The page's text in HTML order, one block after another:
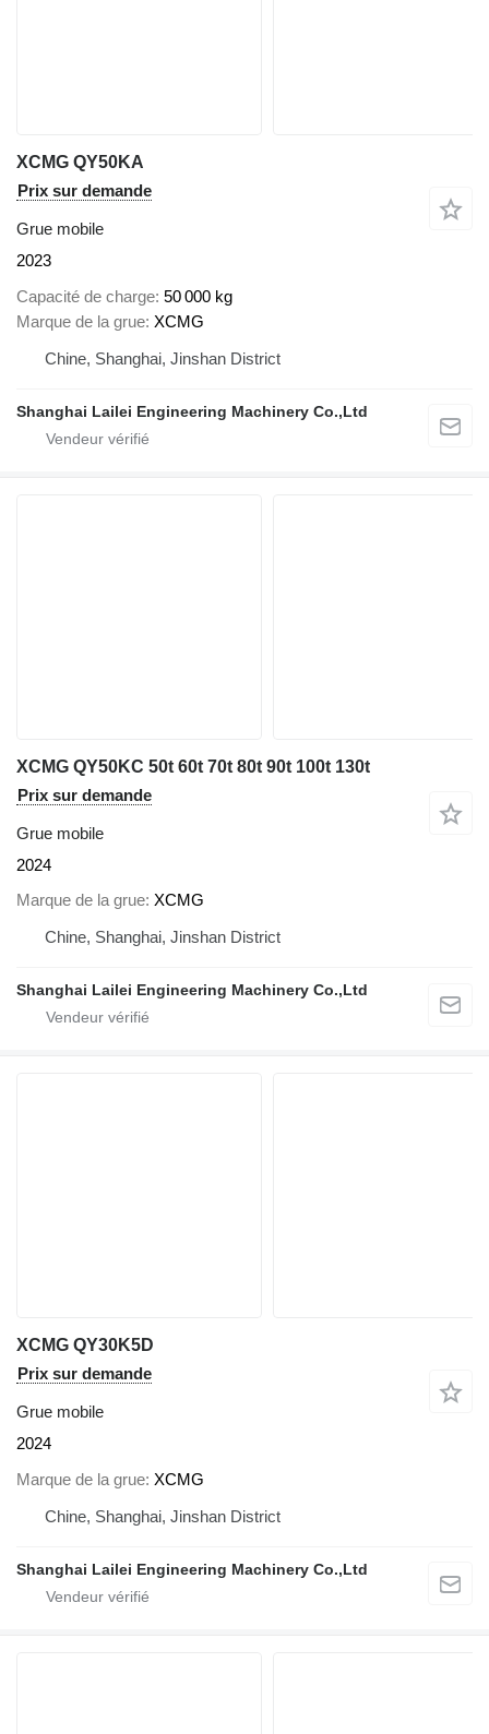
XCMG QY50KA
Prix sur demande
Grue mobile
2023
Capacité de charge 50 000 kg
Marque de la grue XCMG
Chine, Shanghai, Jinshan District
Shanghai Lailei Engineering Machinery Co.,Ltd
XCMG QY50KC 50t 60t 70t 80t 90t 100t 130t
Prix sur demande
Grue mobile
2024
Marque de la grue XCMG
Chine, Shanghai, Jinshan District
Shanghai Lailei Engineering Machinery Co.,Ltd
XCMG QY30K5D
Prix sur demande
Grue mobile
2024
Marque de la grue XCMG
Chine, Shanghai, Jinshan District
Shanghai Lailei Engineering Machinery Co.,Ltd